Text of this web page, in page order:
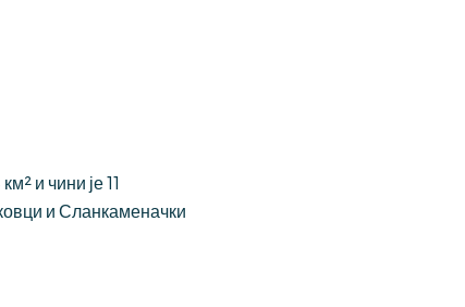
и чини је 11
и Сланкаменачки